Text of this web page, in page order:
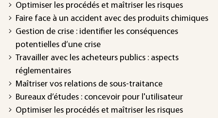
Optimiser les procédés et maîtriser les risques
Faire face à un accident avec des produits chimiques
Gestion de crise : identifier les conséquences
potentielles d’une crise
Travailler avec les acheteurs publics : aspects
réglementaires
Maîtriser vos relations de sous-traitance
Bureaux d’études : concevoir pour l'utilisateur
Optimiser les procédés et maîtriser les risques